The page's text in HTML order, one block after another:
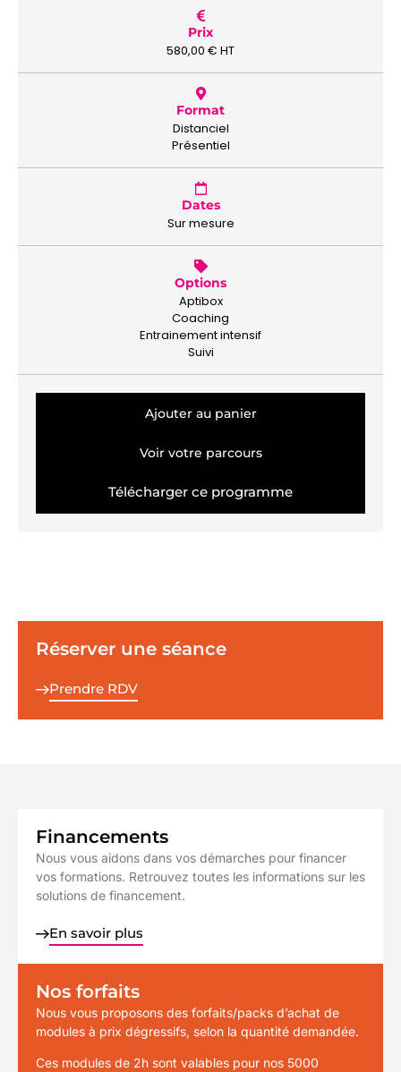
Prix
580,00 € HT
Format
Distanciel
Présentiel
Dates
Sur mesure
Options
Aptibox
Coaching
Entrainement intensif
Suivi
Ajouter au panier
Voir votre parcours
Télécharger ce programme
Réserver une séance
Prendre RDV
Financements
Nous vous aidons dans vos démarches pour financer
vos formations. Retrouvez toutes les informations sur les
solutions de financement.
En savoir plus
Nos forfaits
Nous vous proposons des forfaits/packs d’achat de
modules à prix dégressifs, selon la quantité demandée.
Ces modules de 2h sont valables pour nos 5000